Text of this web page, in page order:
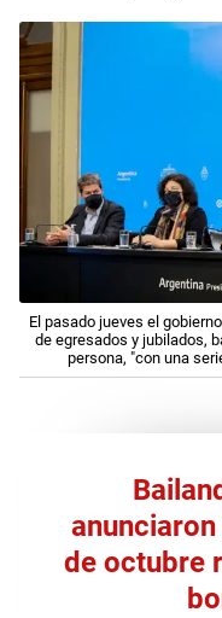
El pasado jueves el
de egresados y jubilados,
persona, "con una
anunciaron
de octubre